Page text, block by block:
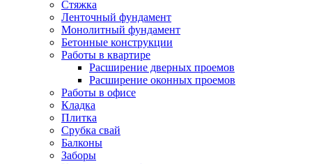
Стяжка
Ленточный фундамент
Монолитный фундамент
Бетонные конструкции
Работы в квартире
Расширение дверных проемов
Расширение оконных проемов
Работы в офисе
Кладка
Плитка
Срубка свай
Балконы
Заборы